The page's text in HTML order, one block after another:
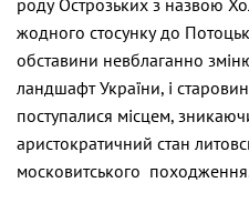
жодного стосунку до
обставини невблаганно
ландшафт України, і
поступалися місцем,
аристократичний стан
московитського